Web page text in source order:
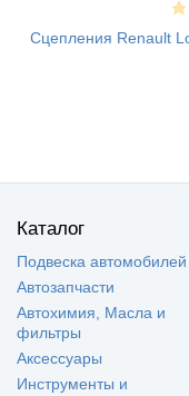
Сцепления Renault
Каталог
Подвеска автомобилей
Автозапчасти
Автохимия, Масла и
фильтры
Аксессуары
Инструменты и